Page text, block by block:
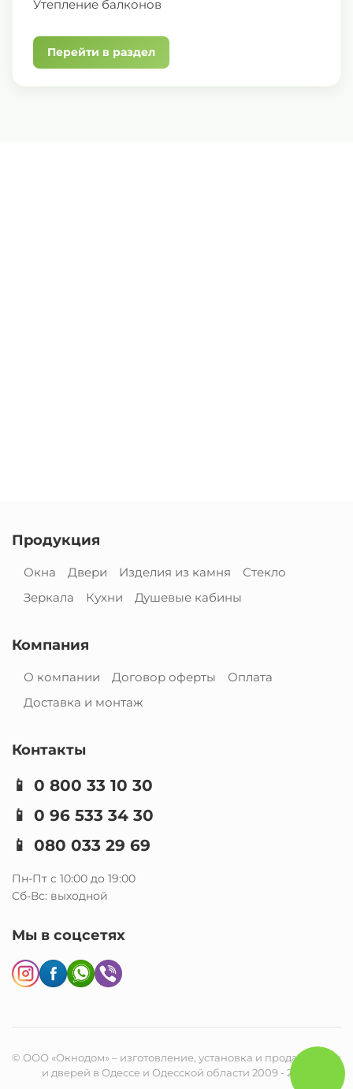
Утепление балконов
Перейти в раздел
Продукция
Окна Двери Изделия из камня
Стекло
Зеркала
Кухни Душевые кабины
Компания
О компании Договор оферты
Оплата
Доставка и монтаж
Контакты
📱 0 800 33 10 30
📱 0 96 533 34 30
📱 080 033 29 69
Пн-Пт с 10:00 до 19:00
Сб-Вс: выходной
Мы в соцсетях
© ООО «Окнодом» – изготовление, установка и продажа окон
и дверей в Одессе и Одесской области 2009 - 2026